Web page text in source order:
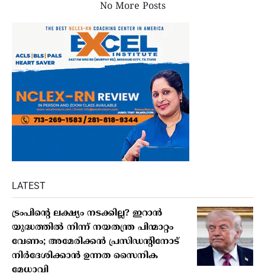
No More Posts
LATEST
ട്രംപിൻ്റെ ലക്ഷ്യം നടക്കില്ല? ഇറാൻ
യുദ്ധത്തിൽ നിന്ന് നയതന്ത്ര പിന്മാറ്റം
വേണം; അമേരിക്കൻ പ്രസിഡന്റിനോട്
നിർദേശിക്കാൻ ഉന്നത സൈനിക
മേധാവി